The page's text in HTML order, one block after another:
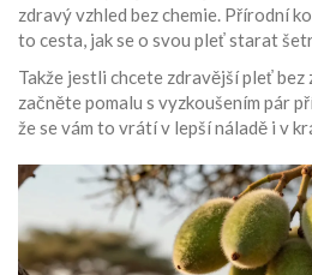
zdravý vzhled bez chemie. Přírodní
to cesta, jak se o svou pleť starat
Takže jestli chcete zdravější pleť
začněte pomalu s vyzkoušením pár
že se vám to vrátí v lepší náladě i v